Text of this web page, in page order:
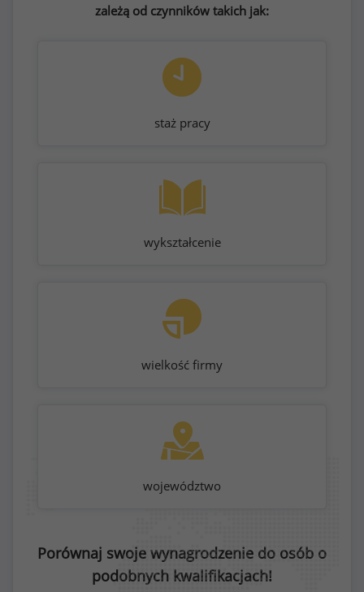
zależą od czynników takich jak:
staż pracy
wykształcenie
wielkość firmy
województwo
Porównaj swoje wynagrodzenie do osób o
podobnych kwalifikacjach!